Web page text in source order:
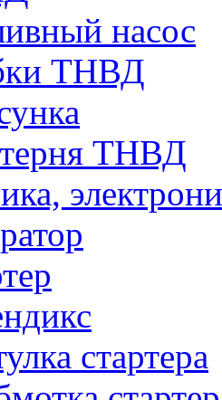
насос
ТНВД
ТНВД
стартера